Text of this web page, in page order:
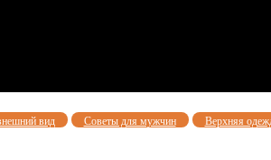
вид Советы для мужчин Верхняя